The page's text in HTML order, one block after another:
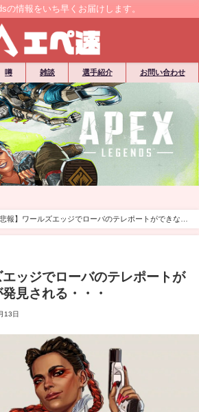
の情報をいち早くお届けします。
噂 雑談 選手紹介 お問い合わせ
悲報】ワールズエッジでローバのテレポートができない
エッジでローバのテレポートが
見される・・・
13日